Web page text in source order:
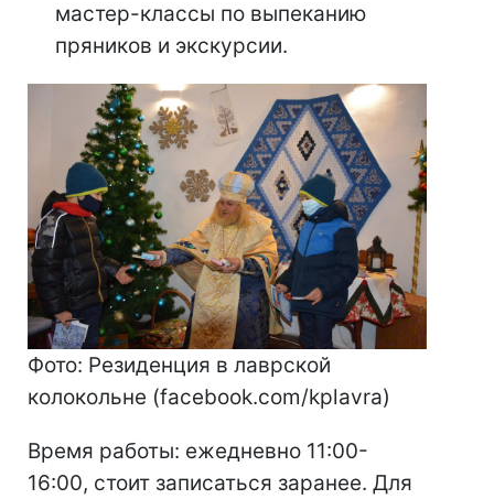
мастер-классы по выпеканию
пряников и экскурсии.
Фото: Резиденция в лаврской
колокольне (facebook.com/kplavra)
Время работы: ежедневно 11:00-
16:00, стоит записаться заранее. Для